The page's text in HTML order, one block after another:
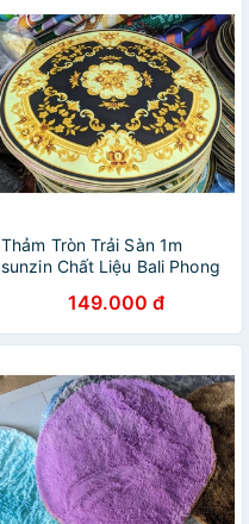
Thảm Tròn Trải Sàn 1m
sunzin Chất Liệu Bali Phong
Phòng Có Đế Chống Trượt
Phù hợp cho phòng khách
149.000 đ